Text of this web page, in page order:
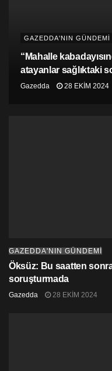
GAZEDDA'NIN GÜNDEMİ
“Mahalle
atayanlar sağlıktaki
Gazedda 28 EKIM 2024
GAZEDDA'NIN GÜNDEMİ
Öksüz: Bu saatten
soruşturmada
Gazedda 28 EKIM 2024